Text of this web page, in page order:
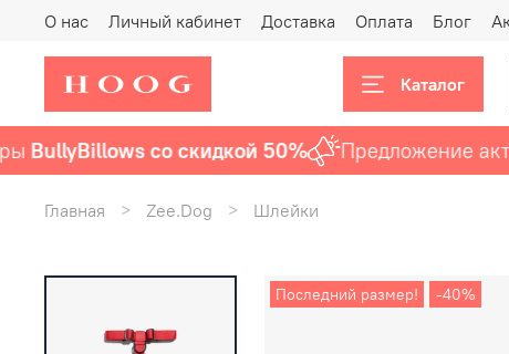
О нас Личный кабинет Доставка Оплата Блог
Каталог
со скидкой 50% Предложение
Главная Zee.Dog Шлейки
Последний размер! -40%